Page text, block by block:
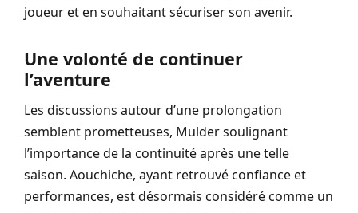
joueur et en souhaitant sécuriser son avenir.
Une volonté de continuer
l’aventure
Les discussions autour d’une prolongation
semblent prometteuses, Mulder soulignant
l’importance de la continuité après une telle
saison. Aouchiche, ayant retrouvé confiance et
performances, est désormais considéré comme un